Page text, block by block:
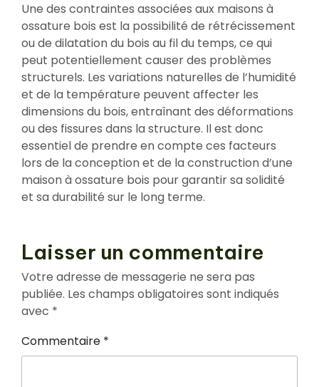
Une des contraintes associées aux maisons à
ossature bois est la possibilité de rétrécissement
ou de dilatation du bois au fil du temps, ce qui
peut potentiellement causer des problèmes
structurels. Les variations naturelles de l’humidité
et de la température peuvent affecter les
dimensions du bois, entraînant des déformations
ou des fissures dans la structure. Il est donc
essentiel de prendre en compte ces facteurs
lors de la conception et de la construction d’une
maison à ossature bois pour garantir sa solidité
et sa durabilité sur le long terme.
Laisser un commentaire
Votre adresse de messagerie ne sera pas
publiée. Les champs obligatoires sont indiqués
avec *
Commentaire *